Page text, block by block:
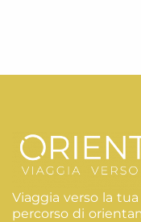
Viaggia verso la
percorso di